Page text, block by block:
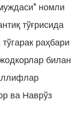
номли
тўғрисида
раҳбари
билан
ва Наврўз